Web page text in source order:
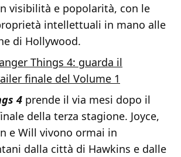
visibilità e popolarità, con le
intellettuali in mano alle
di Hollywood.
Things 4: guarda il
finale del Volume 1
4 prende il via mesi dopo il
della terza stagione. Joyce,
e Will vivono ormai in
dalla città di Hawkins e dalle